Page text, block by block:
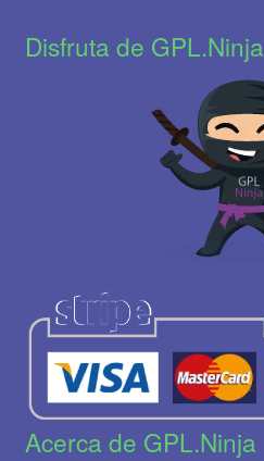
Disfruta de GPL.Ninja
Acerca de GPL.Ninja